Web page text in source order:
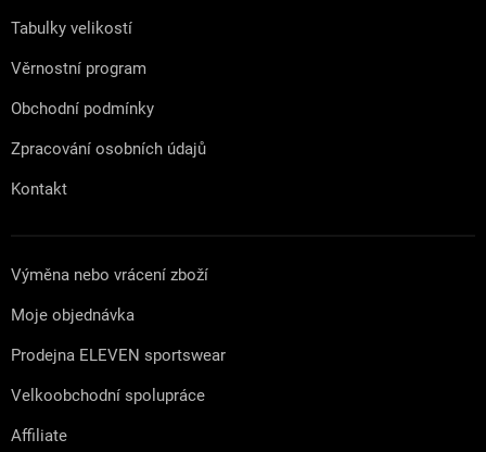
Tabulky velikostí
Věrnostní program
Obchodní podmínky
Zpracování osobních údajů
Kontakt
Výměna nebo vrácení zboží
Moje objednávka
Prodejna ELEVEN sportswear
Velkoobchodní spolupráce
Affiliate